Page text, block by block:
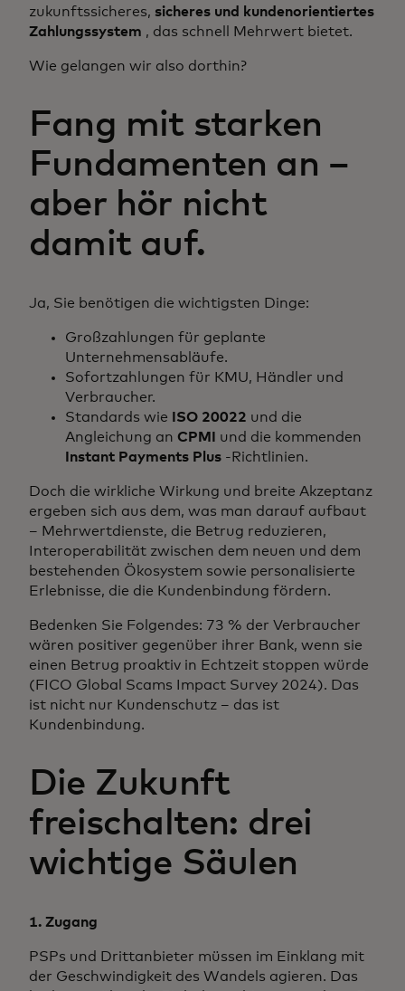
zukunftssicheres, sicheres und kundenorientiertes
Zahlungssystem , das schnell Mehrwert bietet.
Wie gelangen wir also dorthin?
Fang mit starken
Fundamenten an –
aber hör nicht
damit auf.
Ja, Sie benötigen die wichtigsten Dinge:
Großzahlungen für geplante
Unternehmensabläufe.
Sofortzahlungen für KMU, Händler und
Verbraucher.
Standards wie
ISO 20022 und die
Angleichung an CPMI
und die kommenden
Instant Payments Plus -Richtlinien.
Doch die wirkliche Wirkung und breite Akzeptanz
ergeben sich aus dem, was man darauf aufbaut
– Mehrwertdienste, die Betrug reduzieren,
Interoperabilität zwischen dem neuen und dem
bestehenden Ökosystem sowie personalisierte
Erlebnisse, die die Kundenbindung fördern.
Bedenken Sie Folgendes: 73 % der Verbraucher
wären positiver gegenüber ihrer Bank, wenn sie
einen Betrug proaktiv in Echtzeit stoppen würde
(FICO Global Scams Impact Survey 2024). Das
ist nicht nur Kundenschutz – das ist
Kundenbindung.
Die Zukunft
freischalten: drei
wichtige Säulen
1. Zugang
PSPs und Drittanbieter müssen im Einklang mit
der Geschwindigkeit des Wandels agieren. Das